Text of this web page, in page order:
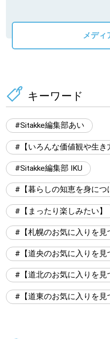
メディ
キーワード
Sitakke編集部あい
【いろんな価値観や生き
Sitakke編集部 IKU
【暮らしの知恵を身につ
【まったり楽しみたい】
【札幌のお気に入りを見
【道央のお気に入りを見
【道北のお気に入りを見
【道東のお気に入りを見